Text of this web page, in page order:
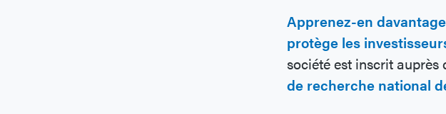
Apprenez-en
protège les
société est inscrit auprès
de recherche national